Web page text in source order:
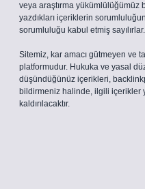
veya araştırma yükümlülüğümüz
yazdıkları içeriklerin
sorumluluğu kabul etmiş sayılırlar.
Sitemiz, kar amacı gütmeyen ve
platformudur. Hukuka ve yasal
düşündüğünüz içerikleri,
bildirmeniz halinde, ilgili içerikler
kaldırılacaktır.